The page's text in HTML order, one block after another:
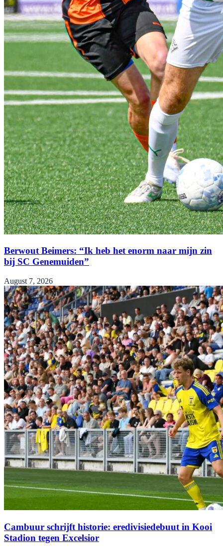
Berwout Beimers: “Ik heb het enorm naar mijn zin
bij SC Genemuiden”
August 7, 2026
Cambuur schrijft historie: eredivisiedebuut in Kooi
Stadion tegen Excelsior